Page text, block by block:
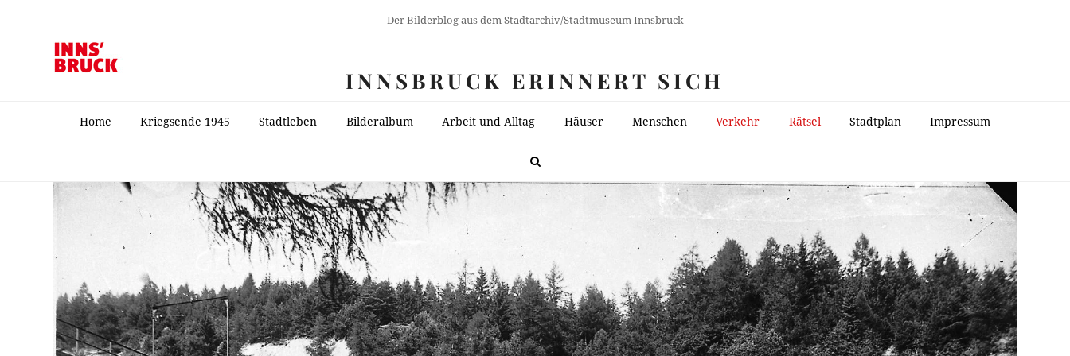
Der Bilderblog aus dem Stadtarchiv/Stadtmuseum Innsbruck
INNSBRUCK ERINNERT SICH
Home Kriegsende 1945 Stadtleben Bilderalbum Arbeit und Alltag Häuser Menschen Verkehr Rätsel Stadtplan Impressum